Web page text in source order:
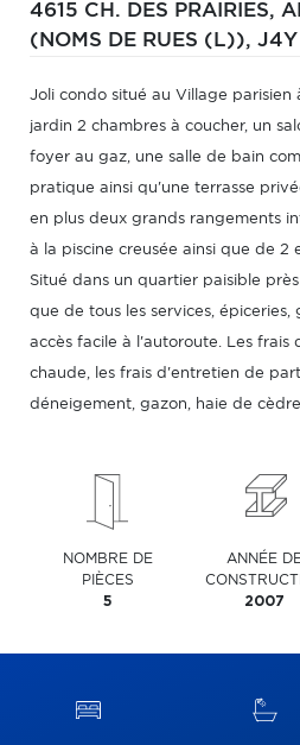
4615 CH. DES PRAIRIES,
(NOMS DE RUES (L)), J4Y
Joli condo situé au Village parisien
jardin 2 chambres à coucher, un
foyer au gaz, une salle de bain
pratique ainsi qu'une terrasse
en plus deux grands rangements
à la piscine creusée ainsi que de 2
Situé dans un quartier paisible
que de tous les services, épiceries,
accès facile à l'autoroute. Les frais
chaude, les frais d'entretien de
déneigement, gazon, haie de
NOMBRE DE
PIÈCES
5
ANNÉE
2007